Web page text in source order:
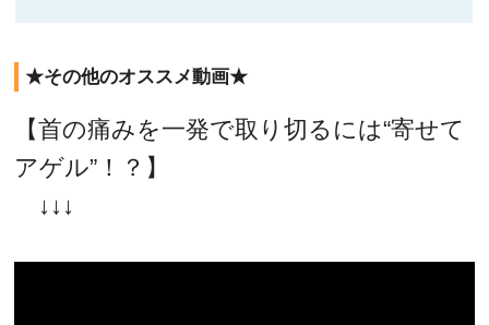
★その他のオススメ動画★
【首の痛みを一発で取り切るには“寄せて
アゲル”！？】
↓↓↓